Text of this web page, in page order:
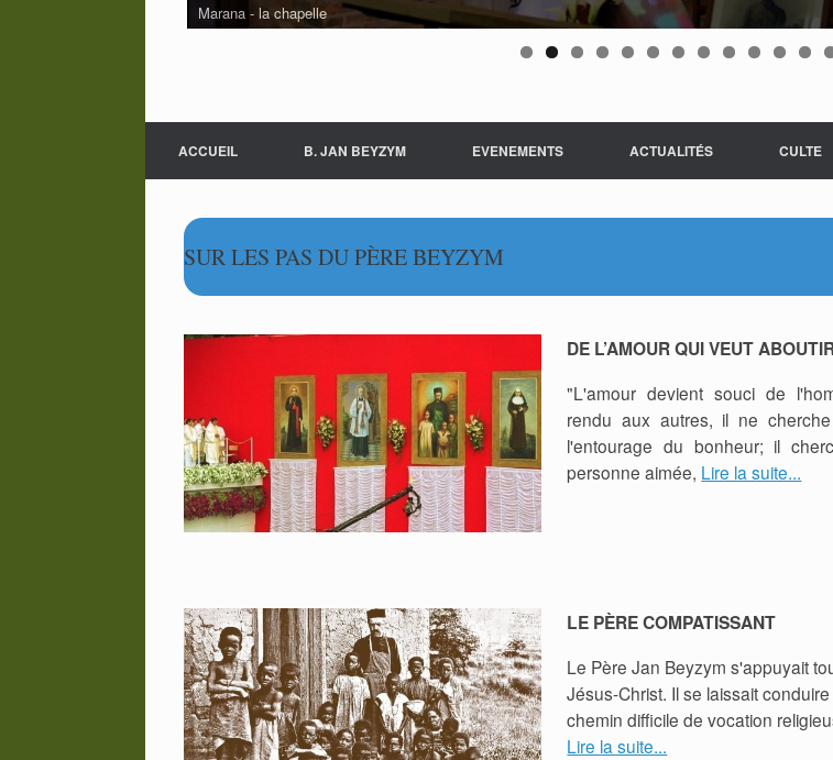
Marana - la chapelle
ACCUEIL B. JAN BEYZYM EVENEMENTS ACTUALITÉS CULTE
SUR LES PAS DU PÈRE BEYZYM
DE L’AMOUR QUI VEUT
"L'amour devient souci de
rendu aux autres, il ne
l'entourage du bonheur; il
personne aimée, Lire la suite...
LE PÈRE COMPATISSANT
Le Père Jan Beyzym s'appuyait
Jésus-Christ. Il se laissait
chemin difficile de vocation
Lire la suite...